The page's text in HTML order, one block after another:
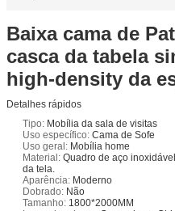
Baixa cama de
casca da tabela
high-density da
Detalhes rápidos
Tipo: Mobília da sala de visitas
Uso específico: Cama de Sofe
Uso geral: Mobília home
Material: Quadro de aço
da tela.
Aparência: Moderno
Dobrado: Não
Tamanho: 1800*2000MM